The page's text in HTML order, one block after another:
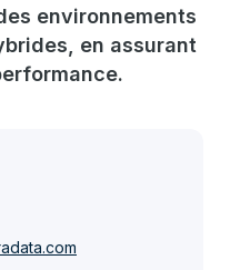
environnements
en assurant